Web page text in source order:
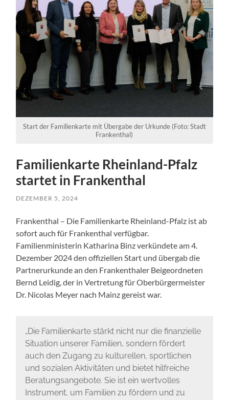
Start der Familienkarte mit Übergabe der Urkunde (Foto: Stadt
Frankenthal)
Familienkarte Rheinland-Pfalz
startet in Frankenthal
DEZEMBER 5, 2024
Frankenthal – Die Familienkarte Rheinland-Pfalz ist ab
sofort auch für Frankenthal verfügbar.
Familienministerin Katharina Binz verkündete am 4.
Dezember 2024 den offiziellen Start und übergab die
Partnerurkunde an den Frankenthaler Beigeordneten
Bernd Leidig, der in Vertretung für Oberbürgermeister
Dr. Nicolas Meyer nach Mainz gereist war.
„Die Familienkarte stärkt nicht nur die finanzielle
Situation unserer Familien, sondern fördert
auch den Zugang zu kulturellen, sportlichen
und sozialen Aktivitäten und bietet hilfreiche
Beratungsangebote. Sie ist ein wertvolles
Instrument, um Familien zu fördern und zu